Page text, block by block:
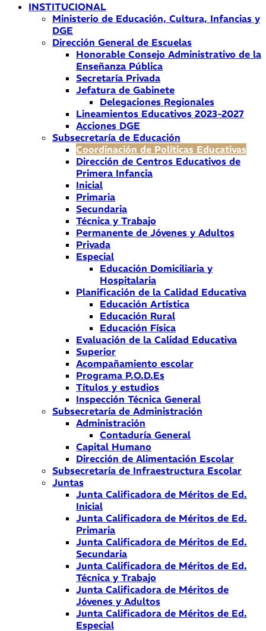
INSTITUCIONAL
Ministerio de Educación, Cultura, Infancias y
DGE
Dirección General de Escuelas
Honorable Consejo Administrativo de la
Enseñanza Pública
Secretaría Privada
Jefatura de Gabinete
Delegaciones Regionales
Lineamientos Educativos 2023-2027
Acciones DGE
Subsecretaría de Educación
Coordinación de Políticas Educativas
Dirección de Centros Educativos de
Primera Infancia
Inicial
Primaria
Secundaria
Técnica y Trabajo
Permanente de Jóvenes y Adultos
Privada
Especial
Educación Domiciliaria y
Hospitalaria
Planificación de la Calidad Educativa
Educación Artística
Educación Rural
Educación Física
Evaluación de la Calidad Educativa
Superior
Acompañamiento escolar
Programa P.O.D.Es
Títulos y estudios
Inspección Técnica General
Subsecretaría de Administración
Administración
Contaduría General
Capital Humano
Dirección de Alimentación Escolar
Subsecretaría de Infraestructura Escolar
Juntas
Junta Calificadora de Méritos de Ed.
Inicial
Junta Calificadora de Méritos de Ed.
Primaria
Junta Calificadora de Méritos de Ed.
Secundaria
Junta Calificadora de Méritos de Ed.
Técnica y Trabajo
Junta Calificadora de Méritos de
Jóvenes y Adultos
Junta Calificadora de Méritos de Ed.
Especial